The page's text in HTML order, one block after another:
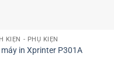
KIỆN - PHỤ KIỆN
máy in Xprinter P301A